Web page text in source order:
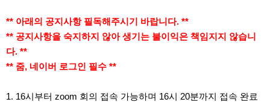
** 아래의 공지사항 필독해주시기 바랍니다. **
** 공지사항을 숙지하지 않아 생기는 불이익은 책임지지 않습니
다. **
** 줌, 네이버 로그인 필수 **
1. 16시부터 zoom 회의 접속 가능하며 16시 20분까지 접속 완료